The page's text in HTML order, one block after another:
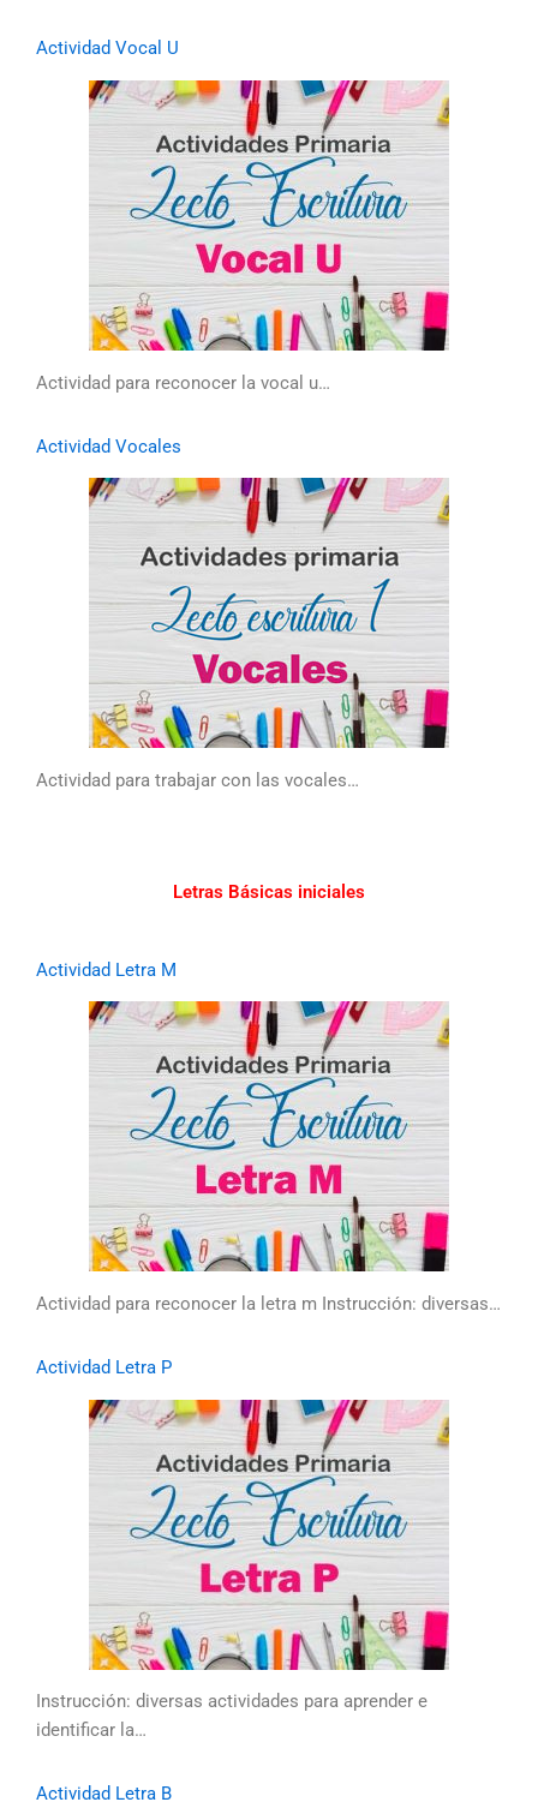
Actividad Vocal U
Actividad para reconocer la vocal u…
Actividad Vocales
Actividad para trabajar con las vocales…
Letras Básicas iniciales
Actividad Letra M
Actividad para reconocer la letra m Instrucción: diversas…
Actividad Letra P
Instrucción: diversas actividades para aprender e
identificar la…
Actividad Letra B